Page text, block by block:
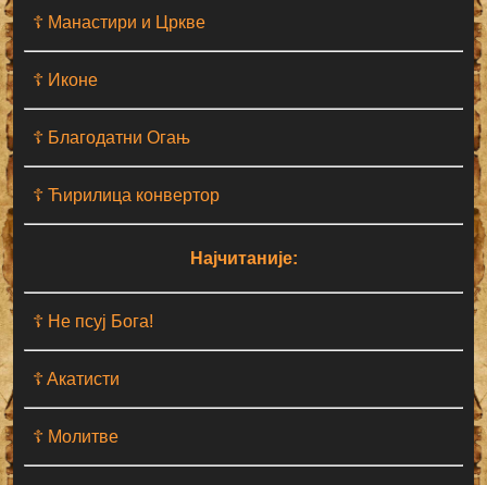
☦ Манастири и Цркве
☦ Иконе
☦ Благодатни Огањ
☦ Ћирилица конвертор
Најчитаније:
☦ Не псуј Бога!
☦ Aкатисти
☦ Молитве